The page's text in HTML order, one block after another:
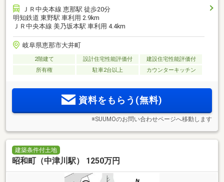
ＪＲ中央本線 恵那駅 徒歩20分
明知鉄道 東野駅 車利用 2.9km
ＪＲ中央本線 美乃坂本駅 車利用 4.4km
岐阜県恵那市大井町
2階建て 設計住宅性能評価付
建設住宅性能評価付
所有権
駐車2台以上 カウンターキッチン
資料をもらう(無料)
※SUUMOのお問い合わせページへ移動します
建築条件付土地
昭和町（中津川駅） 1250万円